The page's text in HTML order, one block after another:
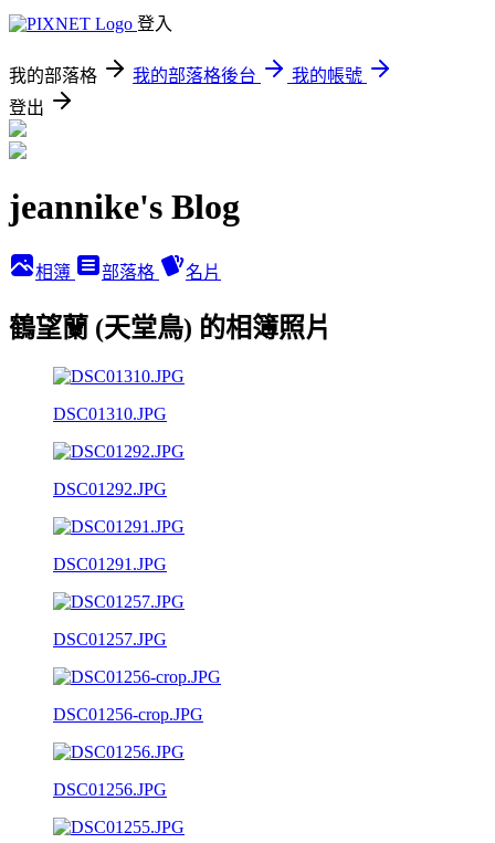
登入
我的部落格 我的部落格後台
我的帳號
登出
jeannike's Blog
相簿 部落格 名片
鶴望蘭 (天堂鳥) 的相簿照片
DSC01310.JPG
DSC01292.JPG
DSC01291.JPG
DSC01257.JPG
DSC01256-crop.JPG
DSC01256.JPG